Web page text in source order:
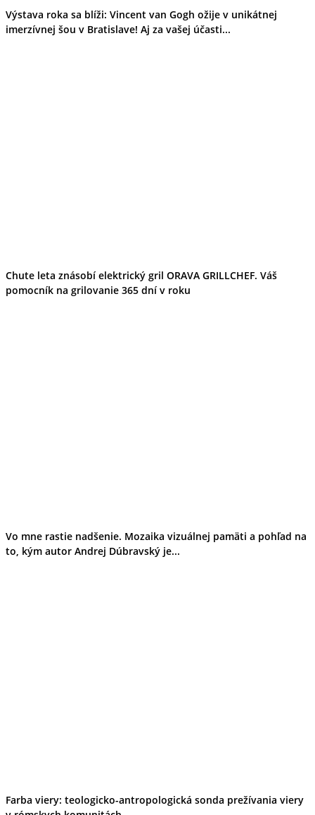
Výstava roka sa blíži: Vincent van Gogh ožije v unikátnej
imerzívnej šou v Bratislave! Aj za vašej účasti...
Chute leta znásobí elektrický gril ORAVA GRILLCHEF. Váš
pomocník na grilovanie 365 dní v roku
Vo mne rastie nadšenie. Mozaika vizuálnej pamäti a pohľad na
to, kým autor Andrej Dúbravský je...
Farba viery: teologicko-antropologická sonda prežívania viery